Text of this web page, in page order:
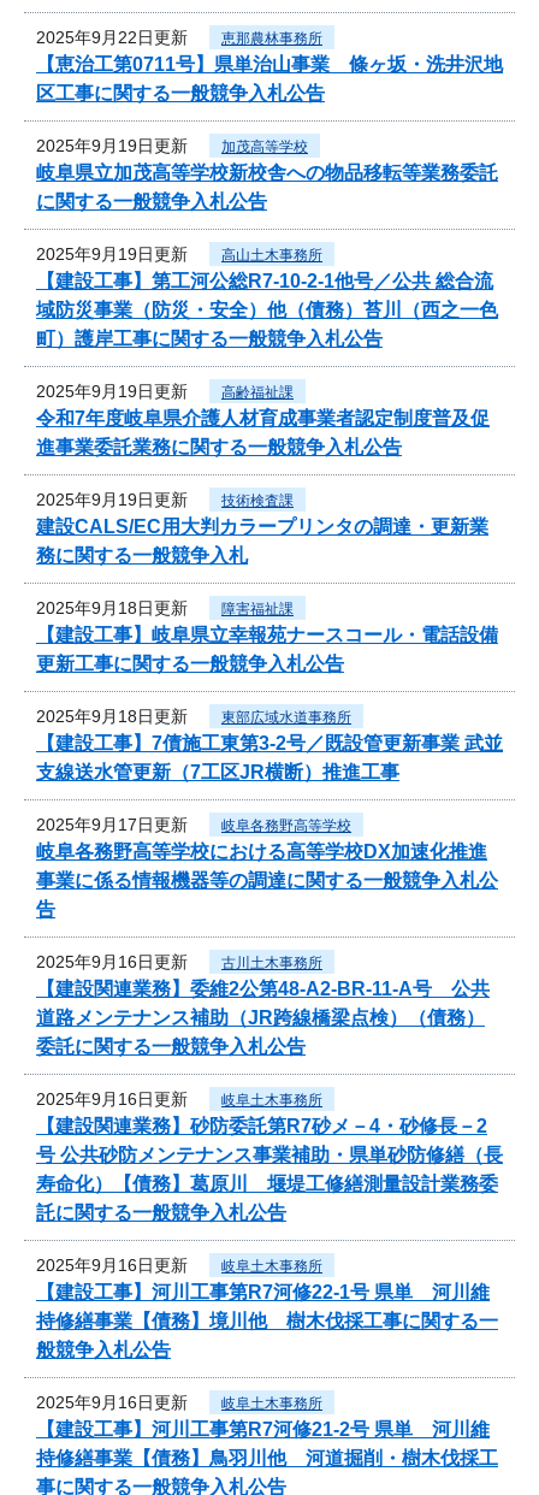
2025年9月22日更新 恵那農林事務所
【恵治工第0711号】県単治山事業 條ヶ坂・洗井沢地
区工事に関する一般競争入札公告
2025年9月19日更新 加茂高等学校
岐阜県立加茂高等学校新校舎への物品移転等業務委託
に関する一般競争入札公告
2025年9月19日更新 高山土木事務所
【建設工事】第工河公総R7-10-2-1他号／公共 総合流
域防災事業（防災・安全）他（債務）苔川（西之一色
町）護岸工事に関する一般競争入札公告
2025年9月19日更新 高齢福祉課
令和7年度岐阜県介護人材育成事業者認定制度普及促
進事業委託業務に関する一般競争入札公告
2025年9月19日更新 技術検査課
建設CALS/EC用大判カラープリンタの調達・更新業
務に関する一般競争入札
2025年9月18日更新 障害福祉課
【建設工事】岐阜県立幸報苑ナースコール・電話設備
更新工事に関する一般競争入札公告
2025年9月18日更新 東部広域水道事務所
【建設工事】7債施工東第3-2号／既設管更新事業 武並
支線送水管更新（7工区JR横断）推進工事
2025年9月17日更新 岐阜各務野高等学校
岐阜各務野高等学校における高等学校DX加速化推進
事業に係る情報機器等の調達に関する一般競争入札公
告
2025年9月16日更新 古川土木事務所
【建設関連業務】委維2公第48-A2-BR-11-A号 公共
道路メンテナンス補助（JR跨線橋梁点検）（債務）
委託に関する一般競争入札公告
2025年9月16日更新 岐阜土木事務所
【建設関連業務】砂防委託第R7砂メ－4・砂修長－2
号 公共砂防メンテナンス事業補助・県単砂防修繕（長
寿命化）【債務】葛原川 堰堤工修繕測量設計業務委
託に関する一般競争入札公告
2025年9月16日更新 岐阜土木事務所
【建設工事】河川工事第R7河修22-1号 県単 河川維
持修繕事業【債務】境川他 樹木伐採工事に関する一
般競争入札公告
2025年9月16日更新 岐阜土木事務所
【建設工事】河川工事第R7河修21-2号 県単 河川維
持修繕事業【債務】鳥羽川他 河道掘削・樹木伐採工
事に関する一般競争入札公告